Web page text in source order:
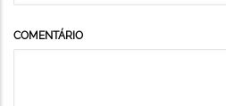
COMENTÁRIO